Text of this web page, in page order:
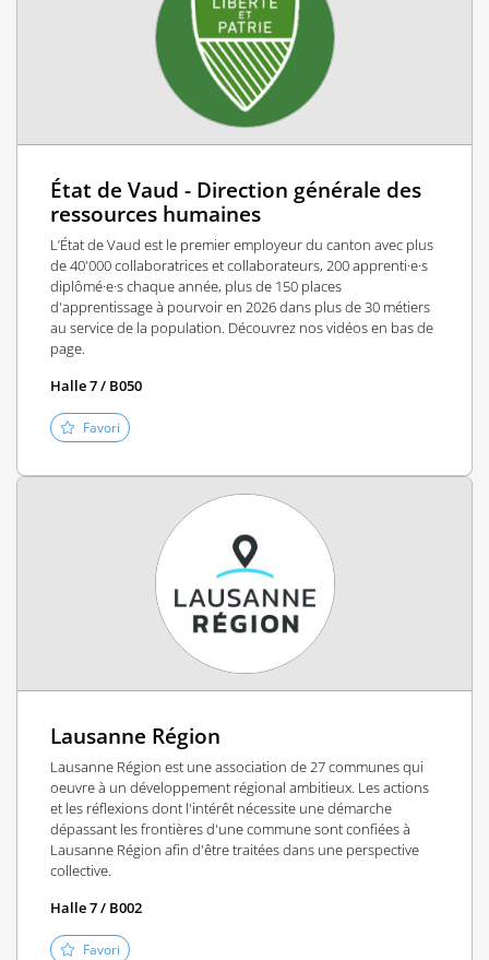
État de Vaud - Direction générale des
ressources humaines
L’État de Vaud est le premier employeur du canton avec plus
de 40'000 collaboratrices et collaborateurs, 200 apprenti·e·s
diplômé·e·s chaque année, plus de 150 places
d'apprentissage à pourvoir en 2026 dans plus de 30 métiers
au service de la population. Découvrez nos vidéos en bas de
page.
Halle 7 / B050
Favori
Lausanne Région
Lausanne Région est une association de 27 communes qui
oeuvre à un développement régional ambitieux. Les actions
et les réflexions dont l'intérêt nécessite une démarche
dépassant les frontières d'une commune sont confiées à
Lausanne Région afin d'être traitées dans une perspective
collective.
Halle 7 / B002
Favori